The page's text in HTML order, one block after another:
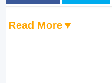
Read More▼